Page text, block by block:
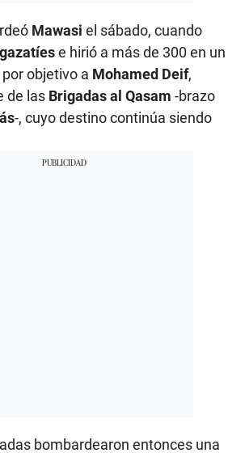
Mawasi el sábado, cuando
e hirió a más de 300 en un
objetivo a Mohamed Deif,
de las Brigadas al Qasam -brazo
-, cuyo destino continúa siendo
bombardearon entonces una